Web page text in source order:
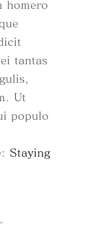
homero
tantas
Ut
populo
Staying